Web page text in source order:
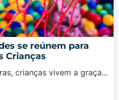
se reúnem para
Crianças
crianças vivem a graça...